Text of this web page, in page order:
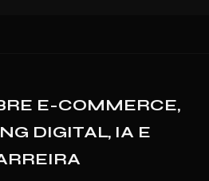
E-COMMERCE,
DIGITAL, IA E